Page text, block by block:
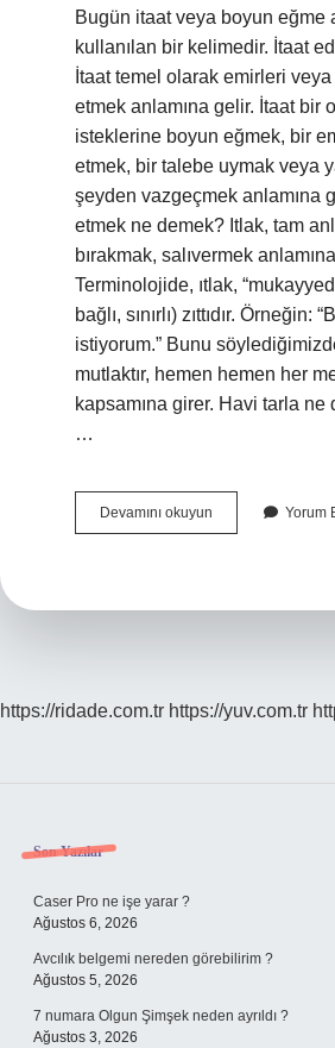
Bugün itaat veya boyun eğme
kullanılan bir kelimedir. İtaat
İtaat temel olarak emirleri
etmek anlamına gelir. İtaat bir
isteklerine boyun eğmek, bir
etmek, bir talebe uymak veya
şeyden vazgeçmek anlamına
etmek ne demek? Itlak, tam
bırakmak, salıvermek
Terminolojide, ıtlak,
bağlı, sınırlı) zıttıdır. Örneğin:
istiyorum.” Bunu
mutlaktır, hemen hemen her
kapsamına girer. Havi tarla ne
…
Devamını okuyun
Etmek
Yorum
https://ridade.com.tr https://yuv.com.tr
Sidebar
Son Yazılar
Caser Pro ne işe yarar ?
Ağustos 6, 2026
Avcılık belgemi nereden görebilirim ?
Ağustos 5, 2026
7 numara Olgun Şimşek neden ayrıldı ?
Ağustos 3, 2026